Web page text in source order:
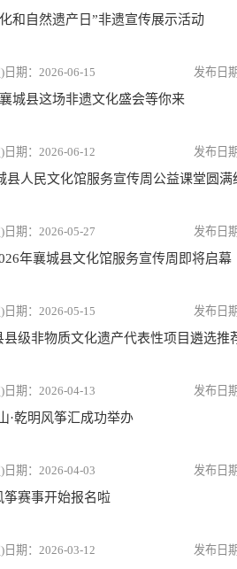
和自然遗产日”非遗宣传展示活动
2026-06-15
城县这场非遗文化盛会等你来
2026-06-12
县人民文化馆服务宣传周公益课堂圆满
2026-05-27
年襄城县文化馆服务宣传周即将启幕
2026-05-15
级非物质文化遗产代表性项目遴选推
2026-04-13
·乾明风筝汇成功举办
2026-04-03
赛事开始报名啦
2026-03-12